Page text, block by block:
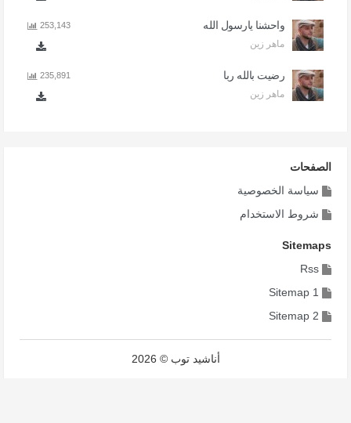
واحشنا يارسول الله
ماهر زين
253,143
رضيت بالله ربا
ماهر زين
235,891
الصفحات
سياسة الخصوصية
شروط الاستخدام
Sitemaps
Rss
Sitemap 1
Sitemap 2
أناشيد توب © 2026